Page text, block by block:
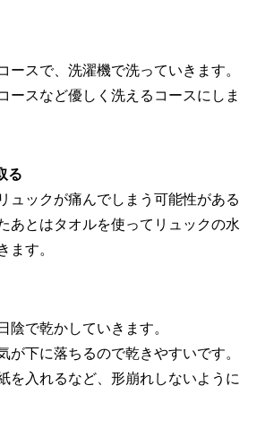
ースで、洗濯機で洗っていきます。
ースなど優しく洗えるコースにしま
る
ュックが痛んでしまう可能性がある
あとはタオルを使ってリュックの水
ます。
陰で乾かしていきます。
が下に落ちるので乾きやすいです。
を入れるなど、形崩れしないように